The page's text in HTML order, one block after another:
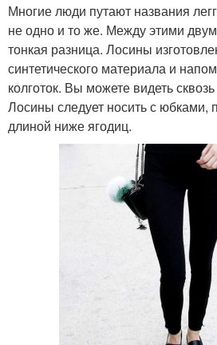
Многие люди путают названия
не одно и то же. Между этими
тонкая разница. Лосины
синтетического материала и
колготок. Вы можете видеть
Лосины следует носить с юбками,
длиной ниже ягодиц.